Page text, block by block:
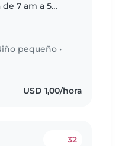
7 am a 5
pequeño •
USD 1,00/hora
32